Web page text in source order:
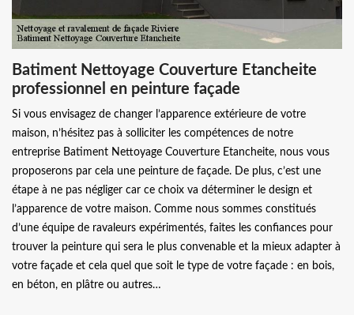
Batiment Nettoyage Couverture Etancheite
professionnel en peinture façade
Si vous envisagez de changer l’apparence extérieure de votre
maison, n’hésitez pas à solliciter les compétences de notre
entreprise Batiment Nettoyage Couverture Etancheite, nous vous
proposerons par cela une peinture de façade. De plus, c’est une
étape à ne pas négliger car ce choix va déterminer le design et
l’apparence de votre maison. Comme nous sommes constitués
d’une équipe de ravaleurs expérimentés, faites les confiances pour
trouver la peinture qui sera le plus convenable et la mieux adapter à
votre façade et cela quel que soit le type de votre façade : en bois,
en béton, en plâtre ou autres…